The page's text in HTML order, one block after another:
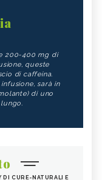
200-400 mg di
queste
di caffeina.
sarà in
di uno
DI CURE-NATURALI E